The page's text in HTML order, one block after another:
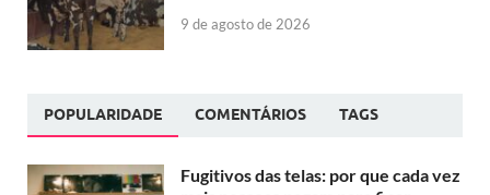
9 de agosto de 2026
POPULARIDADE COMENTÁRIOS TAGS
Fugitivos das telas: por que cada vez